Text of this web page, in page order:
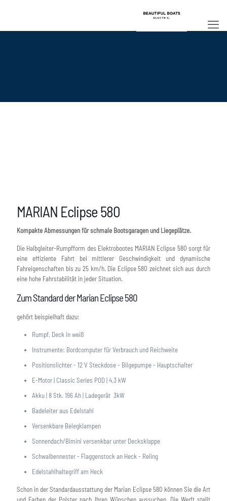
MARIAN Eclipse 580
Kompakte Abmessungen für schmale Bootsgaragen und Liegeplätze.
Die Halbgleiter-Rumpfform des Elektrobootes MARIAN Eclipse 580 sorgt für
eine effiziente Fahrt bei mittlerer Geschwindigkeit und dynamische
Fahreigenschaften bis zu 25 km/h. Die Eclipse 580 zeichnet sich aus durch
eine hohe Fahrstabilität in jeder Situation.
Zum Standard der Marian Eclipse 580
gehört beispielhaft dazu:
Rumpf, Deck in weiß
Instrumente: Bordcomputer für Verbrauch und Reichweite
Positionslichter - 12 V Steckdose - Bilgepumpe - Hauptschalter
E-Motor | Classic Series POD | 4,3 kW
Akku | 8 Stk. 196 Ah | Ladegerät 3kW
Badeleiter aus Edelstahl
Versenkbare Belegklampen
Sonnendach/Bimini versenkbar unter Decksklappe
Schwalbennester - Flaggenstock an Heck - Reling
Edelstahlhaltegriff am Heck
Schon in der Standardausstattung der Marian Eclipse 580 können Sie die Art